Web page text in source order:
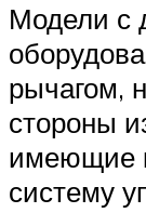
Модели с
рычагом,
стороны
имеющие
систему